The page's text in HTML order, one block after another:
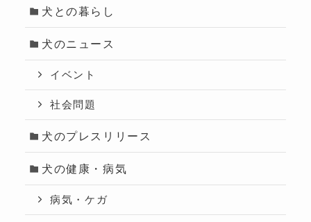
犬との暮らし
犬のニュース
イベント
社会問題
犬のプレスリリース
犬の健康・病気
病気・ケガ